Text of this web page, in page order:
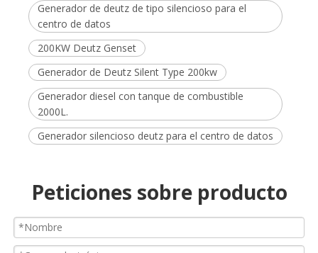
Generador de deutz de tipo silencioso para el
centro de datos
200KW Deutz Genset
Generador de Deutz Silent Type 200kw
Generador diesel con tanque de combustible
2000L.
Generador silencioso deutz para el centro de datos
Peticiones sobre producto